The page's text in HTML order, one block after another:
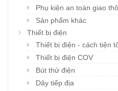
Phụ kiện an toàn giao
Sản phẩm khác
Thiết bị điện
Thiết bị điện - cách tiện
Thiết bị điện COV
Bút thử điện
Dây tiếp địa